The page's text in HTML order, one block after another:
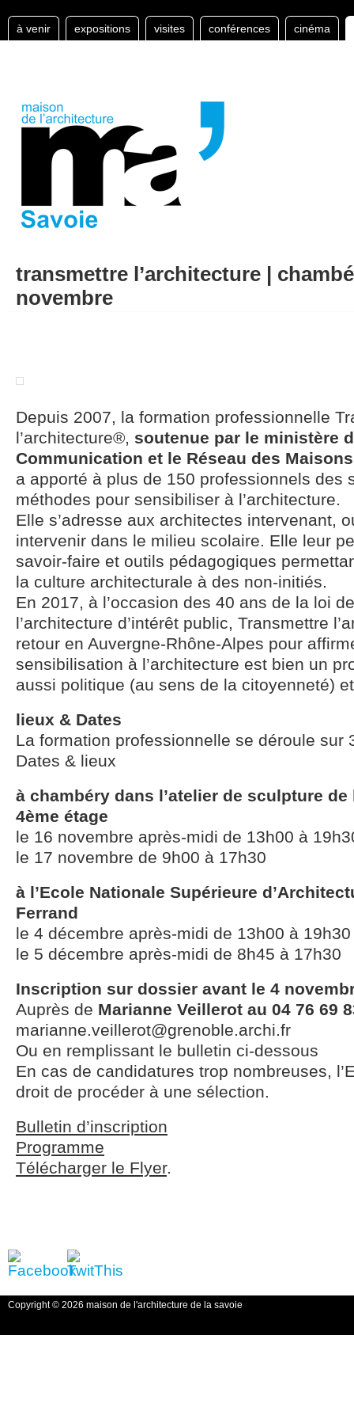
à venir expositions visites conférences cinéma
transmettre l’architecture |
novembre
Depuis 2007, la formation professionnelle
l’architecture®, soutenue par le ministère
Communication et le Réseau des
a apporté à plus de 150 professionnels des
méthodes pour sensibiliser à l’architecture.
Elle s’adresse aux architectes intervenant,
intervenir dans le milieu scolaire. Elle leur
savoir-faire et outils pédagogiques
la culture architecturale à des non-initiés.
En 2017, à l’occasion des 40 ans de la loi
l’architecture d’intérêt public, Transmettre
retour en Auvergne-Rhône-Alpes pour
sensibilisation à l’architecture est bien un
aussi politique (au sens de la citoyenneté)
lieux & Dates
La formation professionnelle se déroule sur
Dates & lieux
à chambéry dans l’atelier de sculpture
4ème étage
le 16 novembre après-midi de 13h00 à
le 17 novembre de 9h00 à 17h30
à l’Ecole Nationale Supérieure
Ferrand
le 4 décembre après-midi de 13h00 à 19h30
le 5 décembre après-midi de 8h45 à 17h30
Inscription sur dossier avant le 4
Auprès de Marianne Veillerot au 04 76 69
marianne.veillerot@grenoble.archi.fr
Ou en remplissant le bulletin ci-dessous
En cas de candidatures trop nombreuses,
droit de procéder à une sélection.
Bulletin d’inscription
Programme
Télécharger le Flyer.
Copyright © 2026 maison de l'architecture de la savoie